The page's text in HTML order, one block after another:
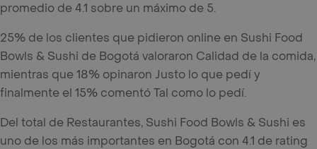
promedio de 4.1 sobre un máximo de 5.
25% de los clientes que pidieron online en Sushi Food
Bowls & Sushi de Bogotá valoraron Calidad de la comida,
mientras que 18% opinaron Justo lo que pedí y
finalmente el 15% comentó Tal como lo pedí.
Del total de Restaurantes, Sushi Food Bowls & Sushi es
uno de los más importantes en Bogotá con 4.1 de rating